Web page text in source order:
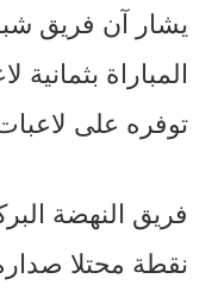
يشار آن فريق
المباراة
توفره على
نقطة محتلا